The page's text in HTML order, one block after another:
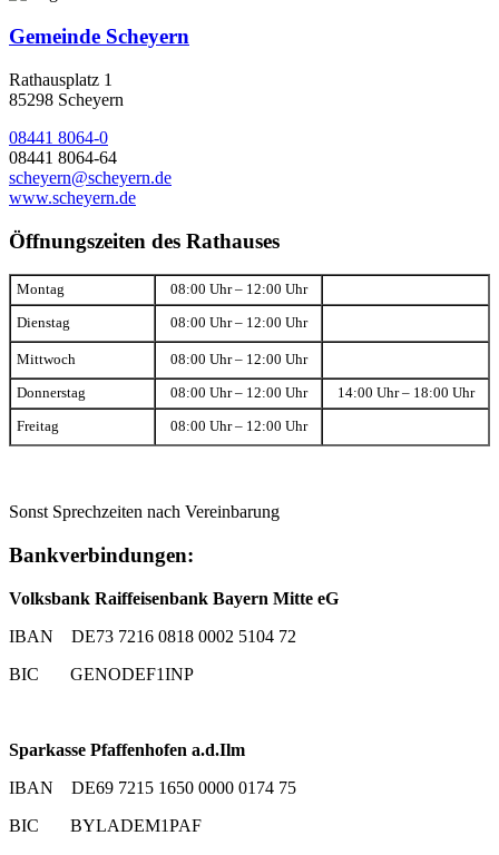
Gemeinde Scheyern
Rathausplatz 1
85298 Scheyern
08441 8064-0
08441 8064-64
scheyern@scheyern.de
www.scheyern.de
Öffnungszeiten des Rathauses
Montag 08:00 Uhr – 12:00 Uhr
Dienstag 08:00 Uhr – 12:00 Uhr
Mittwoch 08:00 Uhr – 12:00 Uhr
Donnerstag 08:00 Uhr – 12:00 Uhr 14:00 Uhr – 18:00 Uhr
Freitag 08:00 Uhr – 12:00 Uhr
Sonst Sprechzeiten nach Vereinbarung
Bankverbindungen:
Volksbank Raiffeisenbank Bayern Mitte eG
IBAN DE73 7216 0818 0002 5104 72
BIC GENODEF1INP
Sparkasse Pfaffenhofen a.d.Ilm
IBAN DE69 7215 1650 0000 0174 75
BIC BYLADEM1PAF